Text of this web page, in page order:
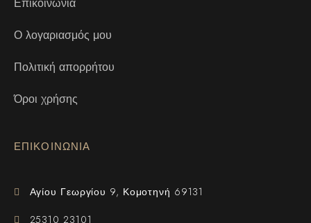
Ο λογαριασμός μου
Πολιτική απορρήτου
Όροι χρήσης
ΕΠΙΚΟΙΝΩΝΙΑ
Αγίου Γεωργίου 9, Κομοτηνή 69131
25310 23101